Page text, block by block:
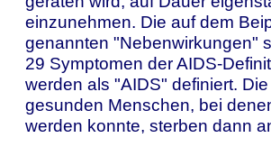
einzunehmen. Die auf dem
genannten "Nebenwirkungen"
29 Symptomen der AIDS-
werden als "AIDS" definiert.
gesunden Menschen, bei
werden konnte, sterben dann